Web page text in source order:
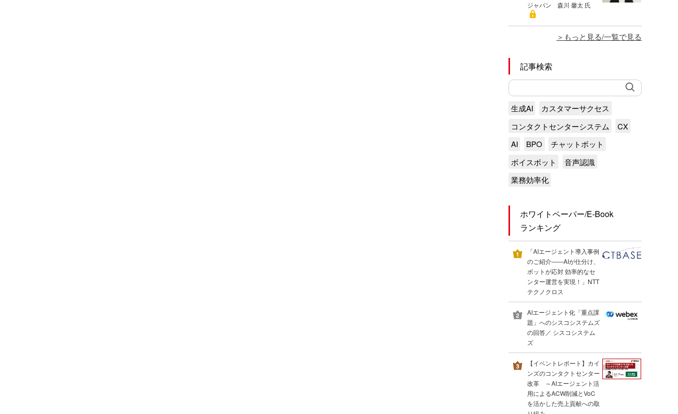
ジャパン 森川 馨太 氏
もっと見る/一覧で見る
記事検索
生成AI
カスタマーサクセス
コンタクトセンターシステム
CX
AI
BPO
チャットボット
ボイスボット
音声認識
業務効率化
ホワイトペーパー/E-Book
ランキング
「AIエージェント導入事例
のご紹介――AIが仕分け、
ボットが応対 効率的なセ
ンター運営を実現！」NTT
テクノクロス
AIエージェント化「重点課
題」へのシスコシステムズ
の回答／ シスコシステム
ズ
【イベントレポート】カイ
ンズのコンタクトセンター
改革 ～AIエージェント活
用によるACW削減とVoC
を活かした売上貢献への取